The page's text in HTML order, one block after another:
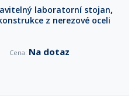
laboratorní stojan,
z nerezové oceli
Na dotaz